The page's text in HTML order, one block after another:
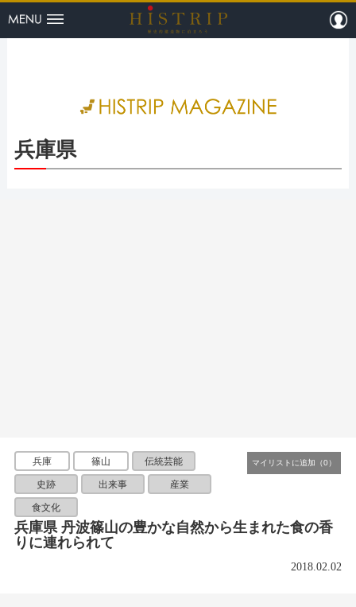
HISTRIP（
兵庫県
兵庫 篠山 伝統芸能
史跡 出来事 産業
食文化
兵庫県 丹波篠山の豊かな自然から生まれた食の香
りに連れられて
2018.02.02